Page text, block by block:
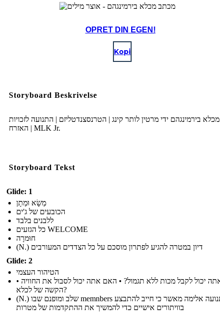
OPRET DIN EGEN!
Kopi
Storyboard Beskrivelse
בירמינגהם ידי מרטין לותר קינג | הטרנסצנדטליזם | התנועה לזכויות
האזרח | MLK Jr.
Storyboard Tekst
Glide: 1
מַשָׂא וּמַתָן
הכובעים של ג'ים
ללבנים בלבד
כל הגזעים WELCOME
חוּמרָה
(N.) דיון במטרה להגיע לפתרון מוסכם על כל הצדדים המעורבים
Glide: 2
הטיהור העצמי
• האם אתה יכול לקבל מכות ללא תגמול? • האם אתה יכול לסבול את החוויה
הקשה של לכלא?
(N.) שלב ומופנם שבו memnbers של תנועה אלימה מאשר כי חייב להתבצע
בוויתורים אישיים כדי להמשיך את ההתקדמות של מטרות